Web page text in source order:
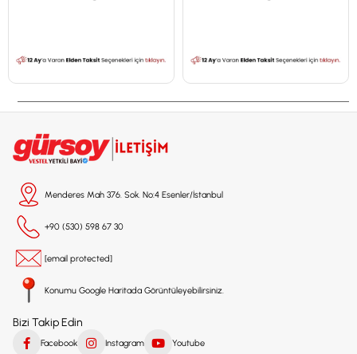
Menderes Mah 376. Sok. No:4 Esenler/İstanbul
+90 (530) 598 67 30
[email protected]
Konumu Google Haritada Görüntüleyebilirsiniz.
Bizi Takip Edin
Facebook Instagram Youtube